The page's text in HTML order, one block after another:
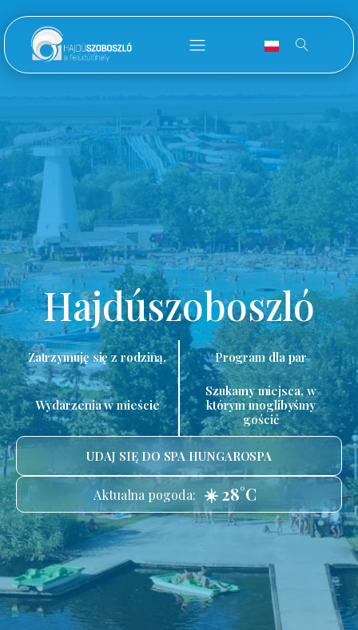
Hajdúszoboszló
Zatrzymuję się z rodziną. Program dla par
Wydarzenia w mieście
Szukamy miejsca, w
którym moglibyśmy
gościć
UDAJ SIĘ DO SPA HUNGAROSPA
Aktualna pogoda: ☀️ 28°C